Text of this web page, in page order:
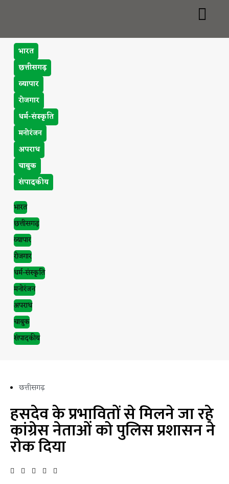
भारत
छत्तीसगढ़
व्यापार
रोजगार
धर्म-संस्कृति
मनोरंजन
अपराध
चाबुक
संपादकीय
भारत
छत्तीसगढ़
व्यापार
रोजगार
धर्म-संस्कृति
मनोरंजन
अपराध
चाबुक
संपादकीय
छत्तीसगढ़
हसदेव के प्रभावितों से मिलने जा रहे
कांग्रेस नेताओं को पुलिस प्रशासन ने
रोक दिया